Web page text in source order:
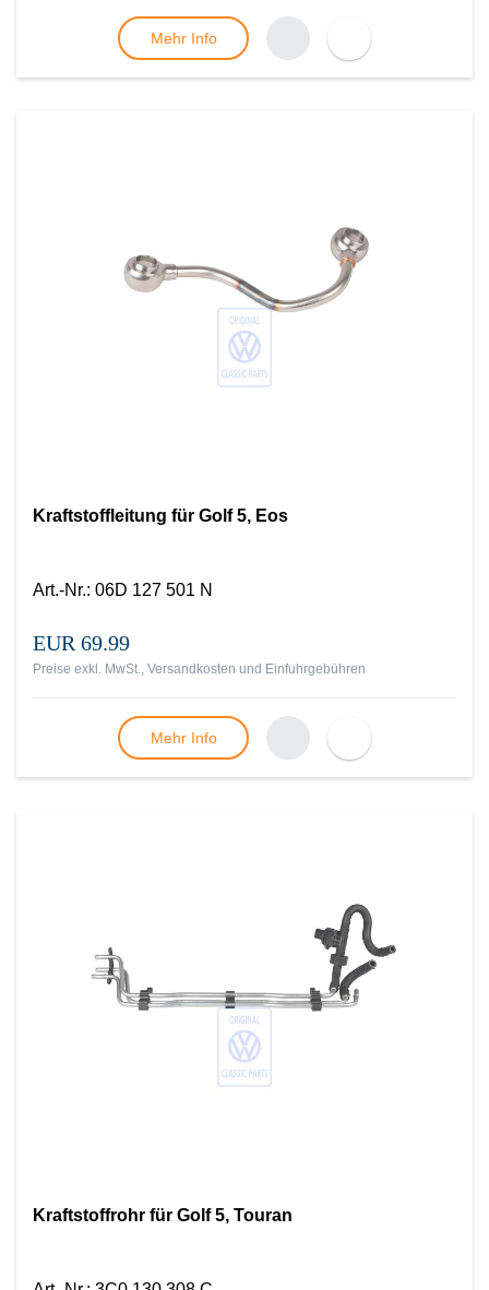
Mehr Info
Kraftstoffleitung für Golf 5, Eos
Art.-Nr.: 06D 127 501 N
EUR 69.99
Preise exkl. MwSt., Versandkosten und Einfuhrgebühren
Mehr Info
Kraftstoffrohr für Golf 5, Touran